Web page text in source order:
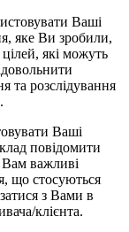
Ваші
яке Ви зробили,
які можуть
та розслідування
Ваші
повідомити
важливі
що стосуються
з Вами в
клієнта.